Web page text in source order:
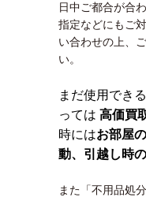
日中ご都合が合
指定などにもご
い合わせの上、
い。
まだ使用でき
っては 高価買
時にはお部屋
動、引越し時
また「不用品処